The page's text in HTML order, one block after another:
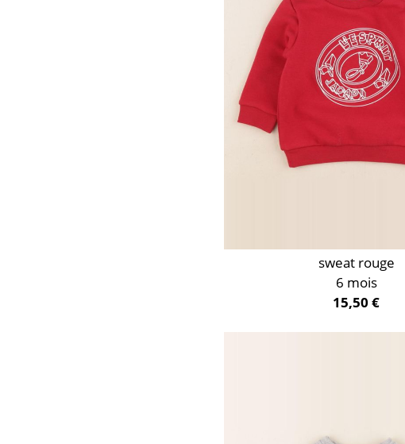
sweat rouge
6 mois
15,50 €